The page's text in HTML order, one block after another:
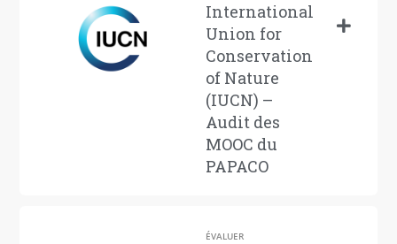
International
Union for
Conservation
of Nature
(IUCN) –
Audit des
MOOC du
PAPACO
ÉVALUER